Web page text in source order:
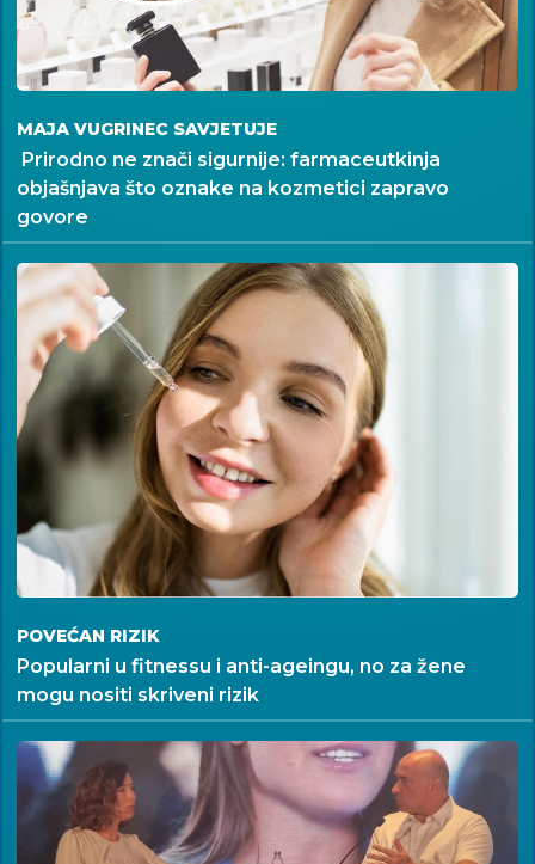
MAJA VUGRINEC SAVJETUJE
Prirodno ne znači sigurnije: farmaceutkinja
objašnjava što oznake na kozmetici zapravo
govore
POVEĆAN RIZIK
Popularni u fitnessu i anti-ageingu, no za žene
mogu nositi skriveni rizik